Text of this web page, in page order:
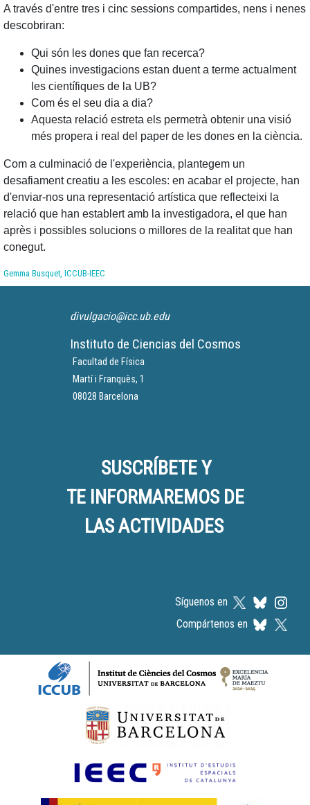
A través d'entre tres i cinc sessions compartides, nens i nenes
descobriran:
Qui són les dones que fan recerca?
Quines investigacions estan duent a terme actualment
les científiques de la UB?
Com és el seu dia a dia?
Aquesta relació estreta els permetrà obtenir una visió
més propera i real del paper de les dones en la ciència.
Com a culminació de l'experiència, plantegem un
desafiament creatiu a les escoles: en acabar el projecte, han
d'enviar-nos una representació artística que reflecteixi la
relació que han establert amb la investigadora, el que han
après i possibles solucions o millores de la realitat que han
conegut.
Gemma Busquet, ICCUB-IEEC
divulgacio@icc.ub.edu
Instituto de Ciencias del Cosmos
Facultad de Física
Martí i Franquès, 1
08028 Barcelona
SUSCRÍBETE Y
TE INFORMAREMOS DE
LAS ACTIVIDADES
Síguenos en
Compártenos en
Logos footer